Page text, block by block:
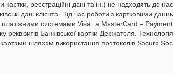
реєстраційні дані та ін.) не надходять до
дані клієнта. Під час роботи з картковими
платіжними системами Visa та MasterCard –
Банківської картки Держателя.
шляхом використання протоколів Secure